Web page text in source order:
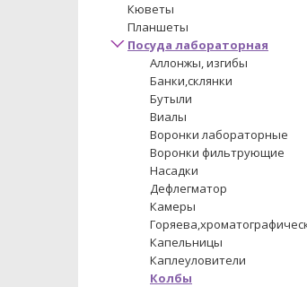
Кюветы
Планшеты
Посуда лабораторная
Аллонжы, изгибы
Банки,склянки
Бутыли
Виалы
Воронки лабораторные
Воронки фильтрующие
Насадки
Дефлегматор
Камеры
Капельницы
Каплеуловители
Колбы